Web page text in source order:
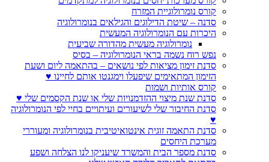
קורס נומרולוגיית המזרח
סדנה – שיטת הדילוגים והגילאים בנומרולוגיה
היכרות עם הנומרולוגיה המעשית
נומרולוגיה מעשית מהדורה שביעית
נפש רוח נשמה בראי הנומרולוגיה – בסיס
סדנת זימון מציאות לפי נושאים – בהתאמה ליום ושעת
הזימון המתאימים שיפעלו וימגנטו אותם לחיינו ♥
קורס אותיות ושמות
סדנת שנת מיצוי ההזדמנויות שלי או שנת הקסמים שלי ♥
סדנת החיבור שלי לשיעורים ועיתויים בחיי לפי הנומרולוגיה
♥
סדנת התאמה זוגית אינטואיטיבית בנומרולוגיה ומעוררי
מערכת היחסים
סדנת מספר הבית והמשרד שיעניקו לנו הצלחה ושפע